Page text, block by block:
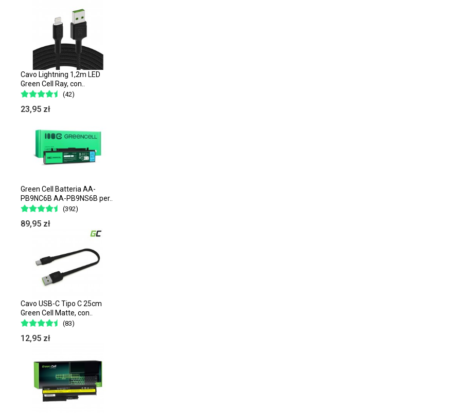
Cavo Lightning 1,2m LED
Green Cell Ray, con..
(42)
23,95 zł
Green Cell Batteria AA-
PB9NC6B AA-PB9NS6B per..
(392)
89,95 zł
Cavo USB-C Tipo C 25cm
Green Cell Matte, con..
(83)
12,95 zł